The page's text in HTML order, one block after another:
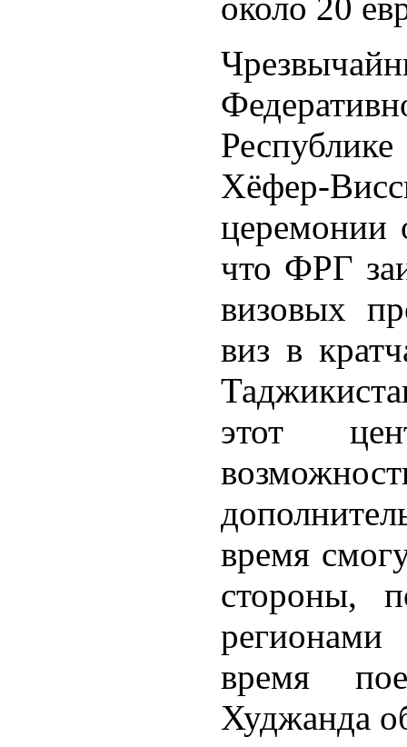
Хёфер-
церемонии
что ФРГ
визовых
виз в
этот
время
стороны,
время
Худжанда